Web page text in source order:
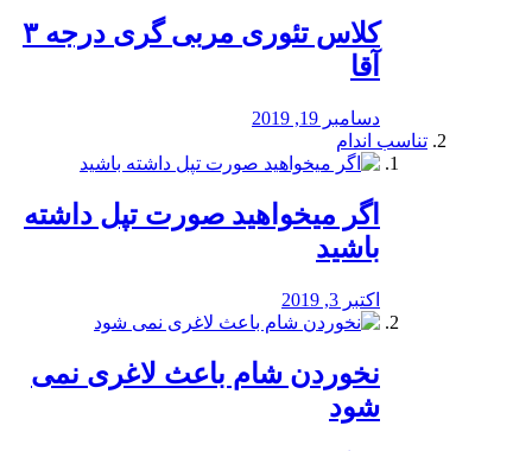
کلاس تئوری مربی گری درجه ۳
آقا
دسامبر 19, 2019
تناسب اندام
اگر میخواهید صورت تپل داشته
باشید
اکتبر 3, 2019
نخوردن شام باعث لاغری نمی
‌شود